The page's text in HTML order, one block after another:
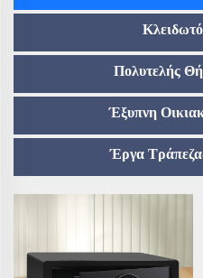
Πολυτελής
Έξυπνη
Έργα